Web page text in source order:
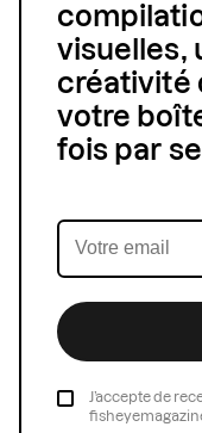
visuelles,
créativité
votre
fois par
J’accepte de